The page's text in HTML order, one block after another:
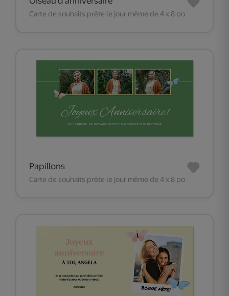
Carte de souhaits prête le jour même de 4 x 8 po
Papillons
Carte de souhaits prête le jour même de 4 x 8 po